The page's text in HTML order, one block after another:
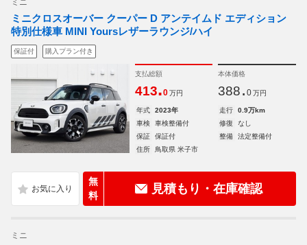
ミニ
ミニクロスオーバー クーパー D アンテイムド エディション
特別仕様車 MINI Yoursレザーラウンジ/ハイ
保証付 購入プラン付き
支払総額
413.0 万円
本体価格
388. 0 万円
年式 2023年 走行
0.9万km
車検
車検整備付 修復
なし
保証
保証付 整備
法定整備付
住所
鳥取県 米子市
無
料
見積もり・在庫確認
ミニ